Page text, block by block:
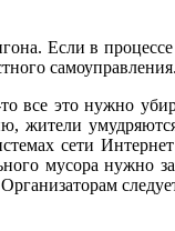
Если в
самоуправления.
все это нужно
жители
сети
мусора нужно